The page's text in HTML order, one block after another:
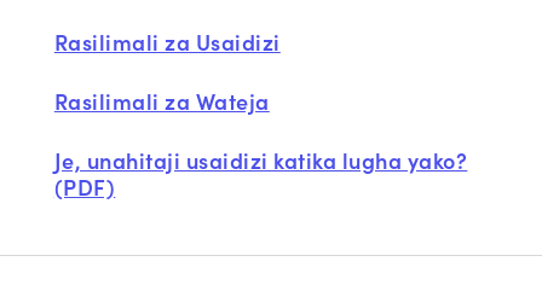
Rasilimali za Usaidizi
Rasilimali za Wateja
Je, unahitaji usaidizi katika lugha yako?
(PDF)